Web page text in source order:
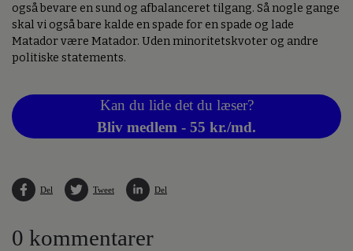
også bevare en sund og afbalanceret tilgang. Så nogle gange
skal vi også bare kalde en spade for en spade og lade
Matador være Matador. Uden minoritetskvoter og andre
politiske statements.
Kan du lide det du læser?
Bliv medlem - 55 kr./md.
Del Tweet Del
0 kommentarer